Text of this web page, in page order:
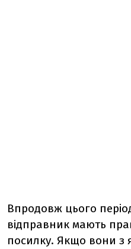
Впродовж цього
відправник мають
посилку. Якщо вони з